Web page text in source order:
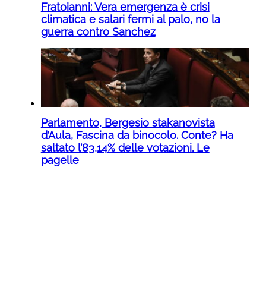
Fratoianni: Vera emergenza è crisi
climatica e salari fermi al palo, no la
guerra contro Sanchez
Parlamento, Bergesio stakanovista
d’Aula, Fascina da binocolo. Conte? Ha
saltato l’83,14% delle votazioni. Le
pagelle